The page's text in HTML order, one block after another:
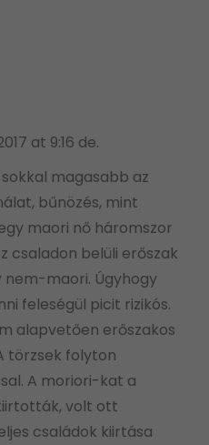
at 9:16 de.
magasabb az
bűnözés, mint
maori nő háromszor
csaladon belüli erőszak
nem-maori. Úgyhogy
feleségül picit rizikós.
alapvetően erőszakos
törzsek folyton
A moriori-kat a
volt ott
családok kiirtása